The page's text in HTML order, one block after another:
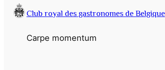
Club royal des gastronomes de Belgique
Carpe momentum